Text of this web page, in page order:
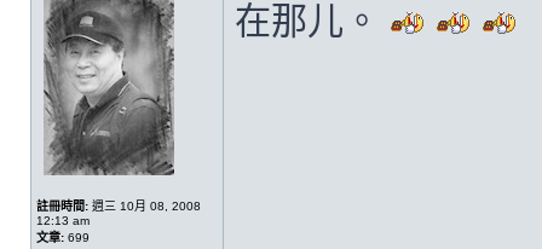
註冊時間: 週三 10月 08, 2008
12:13 am
文章: 699
在那儿。